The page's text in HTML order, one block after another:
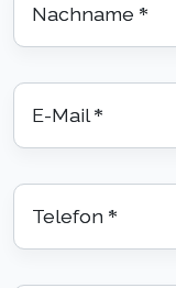
Nachname *
E-Mail *
Telefon *